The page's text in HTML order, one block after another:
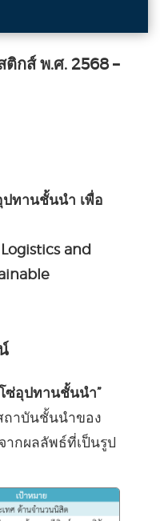
กส์ พ.ศ. 2568 –
ปทานชั้นนำ เพื่อ
and
ซ่อุปทานชั้นนำ”
ถาบันชั้นนำของ
ากผลลัพธ์ที่เป็นรูป